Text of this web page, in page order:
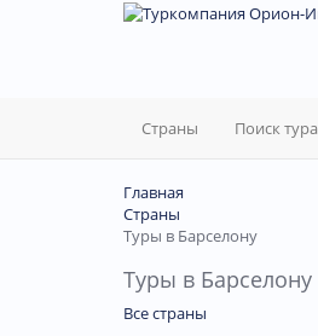
Страны Поиск тура
Главная
Страны
Туры в Барселону
Туры в Барселону
Все страны